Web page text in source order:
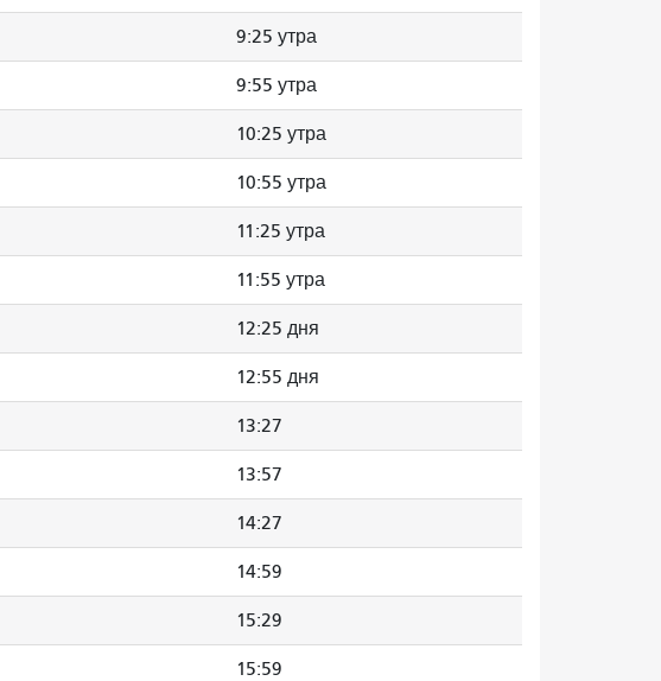
9:25 утра
9:55 утра
10:25 утра
10:55 утра
11:25 утра
11:55 утра
12:25 дня
12:55 дня
13:27
13:57
14:27
14:59
15:29
15:59